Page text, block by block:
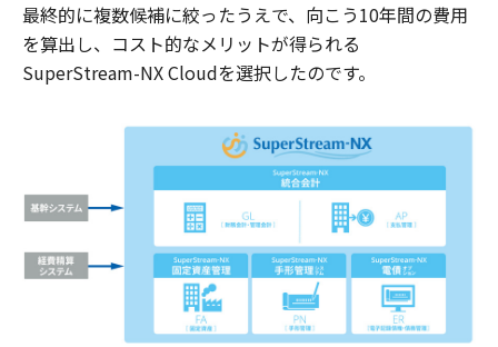
最終的に複数候補に絞ったうえで、向こう10年間の費用
を算出し、コスト的なメリットが得られる
SuperStream-NX Cloudを選択したのです。